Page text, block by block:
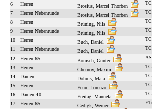
6
Herren Brosius, Marcel Thorben
7
Herren Nebenrunde Brosius, Marcel Thorben
8
Herren Brüning, Nils
9
Herren Nebenrunde Brüning, Nils
10
Herren Buch, Daniel
11
Herren Nebenrunde Buch, Daniel
12
Herren 65 Bönisch, Günter
13
Herren Chernov, Maxim
14
Damen Dohms, Maja
15
Herren Fenu, Lorenzo
16
Damen 40 Freitag, Manuela
17
Herren 65 Gedigk, Werner